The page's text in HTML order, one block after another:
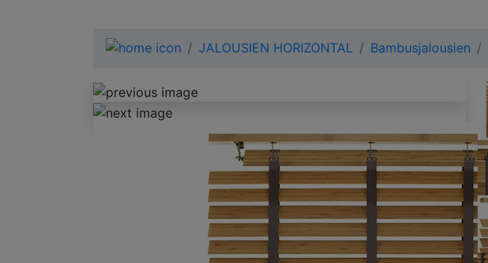
JALOUSIEN HORIZONTAL Bambusjalousien